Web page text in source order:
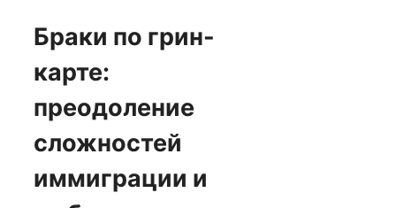
Браки по грин-
карте:
преодоление
сложностей
иммиграции и